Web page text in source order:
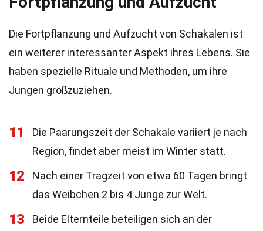
Die Fortpflanzung und Aufzucht von Schakalen ist
ein weiterer interessanter Aspekt ihres Lebens. Sie
haben spezielle Rituale und Methoden, um ihre
Jungen großzuziehen.
11
Die Paarungszeit der Schakale variiert je nach
Region, findet aber meist im Winter statt.
12
Nach einer Tragzeit von etwa 60 Tagen bringt
das Weibchen 2 bis 4 Junge zur Welt.
13
Beide Elternteile beteiligen sich an der